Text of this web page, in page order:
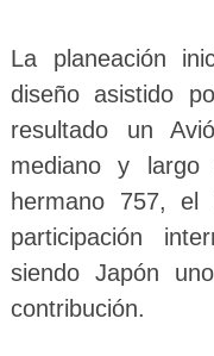
La planeación
diseño asistido
resultado un
mediano y
hermano 757,
participación
siendo Japón
contribución.